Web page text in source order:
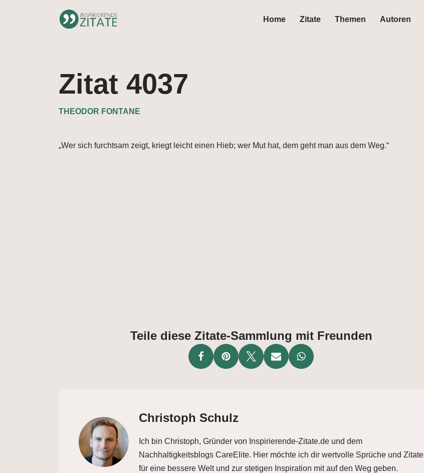
Home Zitate Themen Autoren
Zitat 4037
THEODOR FONTANE
„Wer sich furchtsam zeigt, kriegt leicht einen Hieb; wer Mut hat, dem geht man aus dem Weg.“
Teile diese Zitate-Sammlung mit Freunden
Christoph Schulz
Ich bin Christoph, Gründer von Inspirierende-Zitate.de und dem
Nachhaltigkeitsblogs CareElite. Hier möchte ich dir wertvolle Sprüche und Zitate
für eine bessere Welt und zur stetigen Inspiration mit auf den Weg geben.